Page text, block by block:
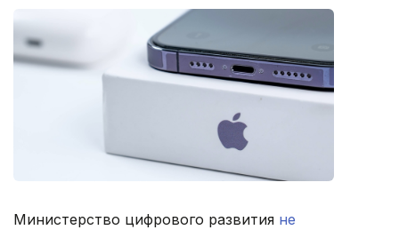
Министерство цифрового развития не